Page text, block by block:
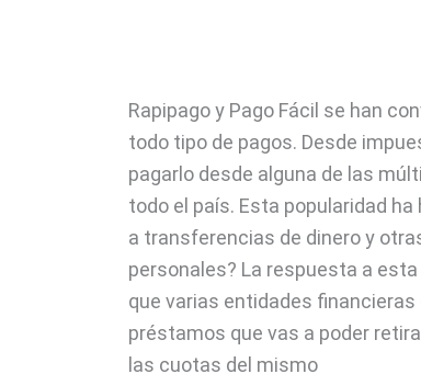
Rapipago y Pago Fácil se han
todo tipo de pagos. Desde
pagarlo desde alguna de las
todo el país. Esta popularidad
a transferencias de dinero y
personales? La respuesta a
que varias entidades
préstamos que vas a poder
las cuotas del mismo